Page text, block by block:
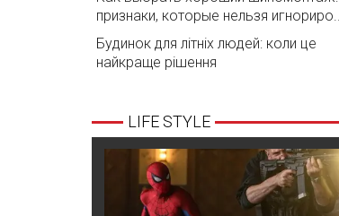
признаки, которые нельзя игнориро...
Будинок для літніх людей: коли це
найкраще рішення
LIFE STYLE